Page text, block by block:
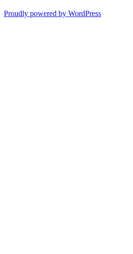
Proudly powered by WordPress